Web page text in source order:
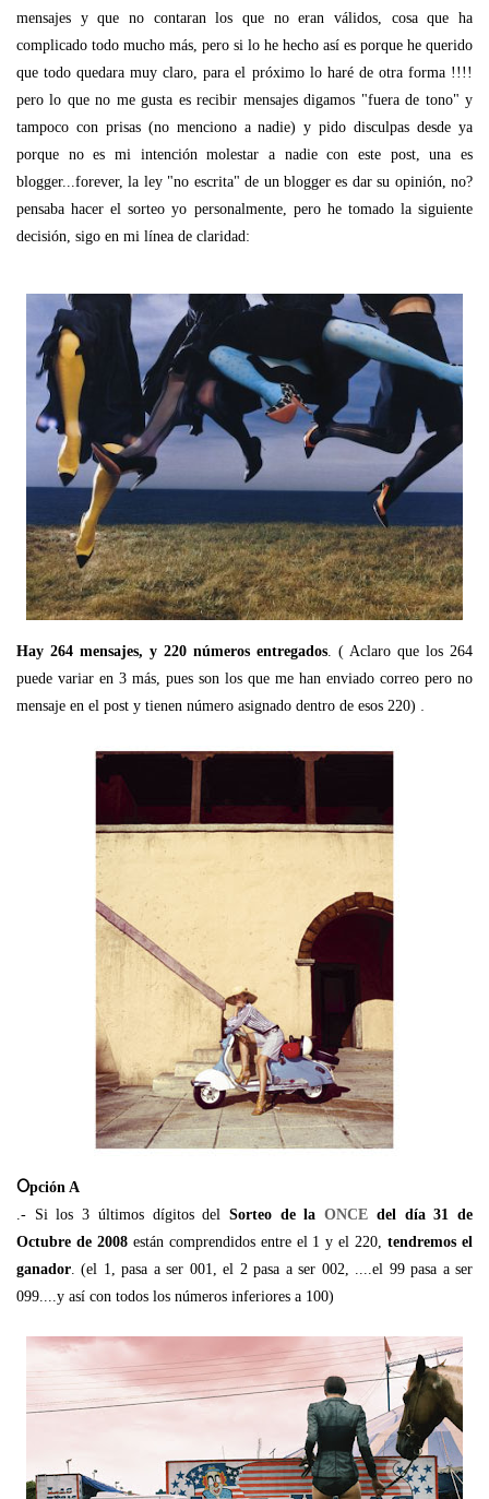
mensajes y que no contaran los que no eran válidos, cosa que ha
complicado todo mucho más, pero si lo he hecho así es porque he querido
que todo quedara muy claro, para el próximo lo haré de otra forma !!!!
pero lo que no me gusta es recibir mensajes digamos "fuera de tono" y
tampoco con prisas (no menciono a nadie) y pido disculpas desde ya
porque no es mi intención molestar a nadie con este post, una es
blogger...forever, la ley "no escrita" de un blogger es dar su opinión, no?
pensaba hacer el sorteo yo personalmente, pero he tomado la siguiente
decisión, sigo en mi línea de claridad:
Hay 264 mensajes, y 220 números entregados . ( Aclaro que los 264
puede variar en 3 más, pues son los que me han enviado correo pero no
mensaje en el post y tienen número asignado dentro de esos 220) .
Opción A
.- Si los 3 últimos dígitos del Sorteo de laONCE del día 31 de
Octubre de 2008están comprendidos entre el 1 y el 220,tendremos el
ganador . (el 1, pasa a ser 001, el 2 pasa a ser 002, ....el 99 pasa a ser
099....y así con todos los números inferiores a 100)